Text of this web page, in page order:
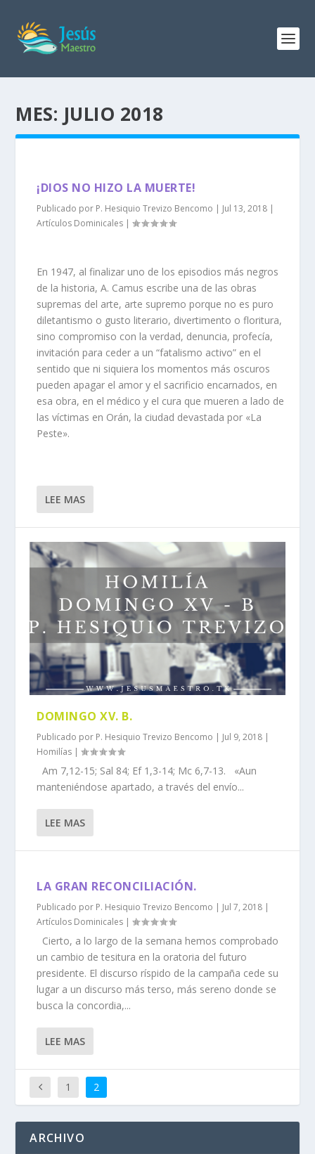
MES: JULIO 2018
¡DIOS NO HIZO LA MUERTE!
Publicado por P. Hesiquio Trevizo Bencomo | Jul 13, 2018 |
Artículos Dominicales |
En 1947, al finalizar uno de los episodios más negros
de la historia, A. Camus escribe una de las obras
supremas del arte, arte supremo porque no es puro
diletantismo o gusto literario, divertimento o floritura,
sino compromiso con la verdad, denuncia, profecía,
invitación para ceder a un “fatalismo activo” en el
sentido que ni siquiera los momentos más oscuros
pueden apagar el amor y el sacrificio encarnados, en
esa obra, en el médico y el cura que mueren a lado de
las víctimas en Orán, la ciudad devastada por «La
Peste».
LEE MAS
DOMINGO XV. B.
Publicado por P. Hesiquio Trevizo Bencomo | Jul 9, 2018 |
Homilías |
Am 7,12-15; Sal 84; Ef 1,3-14; Mc 6,7-13. «Aun
manteniéndose apartado, a través del envío...
LEE MAS
LA GRAN RECONCILIACIÓN.
Publicado por P. Hesiquio Trevizo Bencomo | Jul 7, 2018 |
Artículos Dominicales |
Cierto, a lo largo de la semana hemos comprobado
un cambio de tesitura en la oratoria del futuro
presidente. El discurso ríspido de la campaña cede su
lugar a un discurso más terso, más sereno donde se
busca la concordia,...
LEE MAS
1 2
ARCHIVO